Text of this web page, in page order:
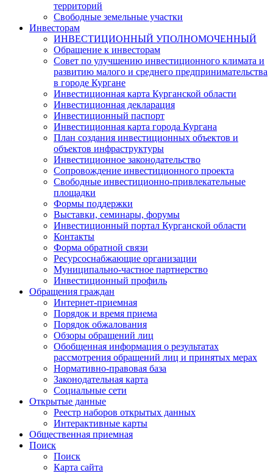
территорий
Свободные земельные участки
Инвесторам
ИНВЕСТИЦИОННЫЙ УПОЛНОМОЧЕННЫЙ
Обращение к инвесторам
Совет по улучшению инвестиционного климата и
развитию малого и среднего предпринимательства
в городе Кургане
Инвестиционная карта Курганской области
Инвестиционная декларация
Инвестиционный паспорт
Инвестиционная карта города Кургана
План создания инвестиционных объектов и
объектов инфраструктуры
Инвестиционное законодательство
Сопровождение инвестиционного проекта
Свободные инвестиционно-привлекательные
площадки
Формы поддержки
Выставки, семинары, форумы
Инвестиционный портал Курганской области
Контакты
Форма обратной связи
Ресурсоснабжающие организации
Муниципально-частное партнерство
Инвестиционный профиль
Обращения граждан
Интернет-приемная
Порядок и время приема
Порядок обжалования
Обзоры обращений лиц
Обобщенная информация о результатах
рассмотрения обращений лиц и принятых мерах
Нормативно-правовая база
Законодательная карта
Социальные сети
Открытые данные
Реестр наборов открытых данных
Интерактивные карты
Общественная приемная
Поиск
Поиск
Карта сайта